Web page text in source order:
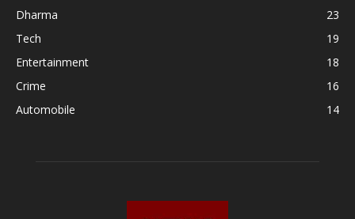
Dharma
23
Tech
19
Entertainment
18
Crime
16
Automobile
14